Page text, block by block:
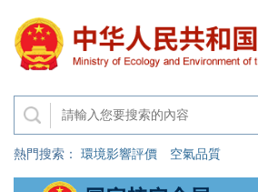
熱門搜索： 環境影響評價 空氣品質